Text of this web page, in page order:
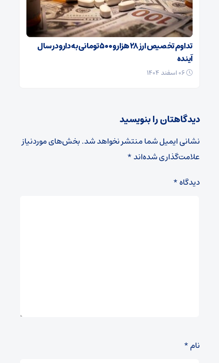
تداوم تخصیص ارز ۲۸ هزار و ۵۰۰ تومانی به دارو در سال
آینده
دیدگاهتان را بنویسید
نشانی ایمیل شما منتشر نخواهد شد.بخش‌های موردنیاز
علامت‌گذاری شده‌اند*
دیدگاه*
نام*